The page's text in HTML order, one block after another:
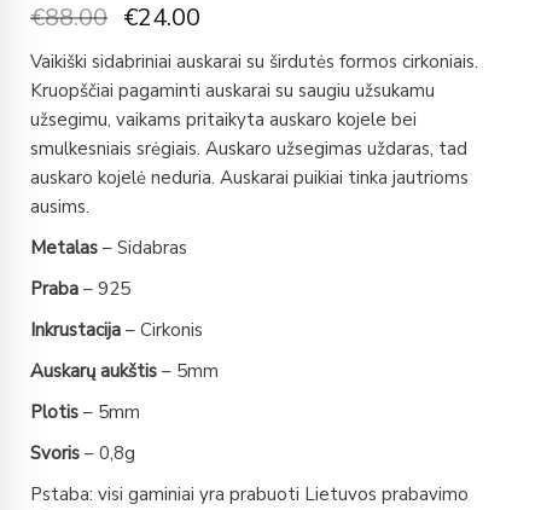
€88.00 €24.00
Vaikiški sidabriniai auskarai su širdutės formos cirkoniais.
Kruopščiai pagaminti auskarai su saugiu užsukamu
užsegimu, vaikams pritaikyta auskaro kojele bei
smulkesniais srėgiais. Auskaro užsegimas uždaras, tad
auskaro kojelė neduria. Auskarai puikiai tinka jautrioms
ausims.
Metalas – Sidabras
Praba – 925
Inkrustacija – Cirkonis
Auskarų aukštis – 5mm
Plotis – 5mm
Svoris – 0,8g
Pstaba: visi gaminiai yra prabuoti Lietuvos prabavimo